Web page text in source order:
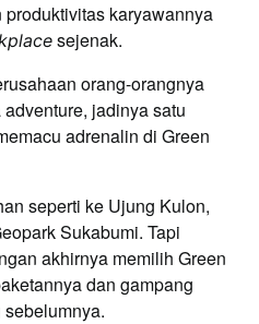
karyawannya
sejenak.
orang-orangnya
jadinya satu
adrenalin di Green
seperti ke Ujung Kulon,
Sukabumi. Tapi
akhirnya memilih Green
dan gampang